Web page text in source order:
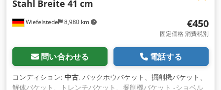
Wiefelstede 8,980 km
Stahl Breite 41 cm
€450
固定価格 消費税別
問い合わせる 電話する
コンディション: 中古, バックホウバケット、掘削機バケット、
解体バケット、トレンチバケット、掘削機バケット -ショベル